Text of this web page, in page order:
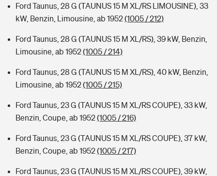
Ford Taunus, 28 G (TAUNUS 15 M XL/RS LIMOUSINE), 33
kW, Benzin, Limousine, ab 1952(1005 / 212)
Ford Taunus, 28 G (TAUNUS 15 M XL/RS), 39 kW, Benzin,
Limousine, ab 1952(1005 / 214)
Ford Taunus, 28 G (TAUNUS 15 M XL/RS), 40 kW, Benzin,
Limousine, ab 1952(1005 / 215)
Ford Taunus, 23 G (TAUNUS 15 M XL/RS COUPE), 33 kW,
Benzin, Coupe, ab 1952(1005 / 216)
Ford Taunus, 23 G (TAUNUS 15 M XL/RS COUPE), 37 kW,
Benzin, Coupe, ab 1952(1005 / 217)
Ford Taunus, 23 G (TAUNUS 15 M XL/RS COUPE), 39 kW,